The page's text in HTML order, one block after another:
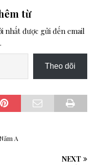
từ
nhất được gửi đến email
Theo dõi
A
NEXT